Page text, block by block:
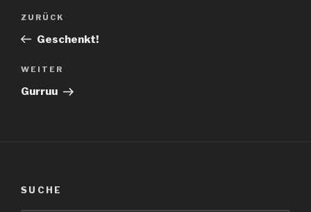
Beitragsnavigation
Vorheriger
Beitrag
ZURÜCK
Geschenkt!
Nächster
Beitrag
WEITER
Gurruu
SUCHE